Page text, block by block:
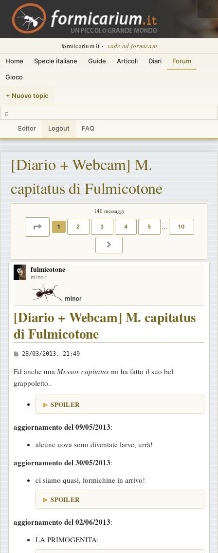
formicarium.it · vade ad formicam
Home Specie italiane Guide Articoli Diari Forum
Gioco
+ Nuovo topic
⌕
Editor Logout FAQ
🌙
[Diario + Webcam] M.
capitatus di Fulmicotone
140 messaggi
PAGINA DI
1 2 3 4 5 … 10
fulmicotone
minor
[Diario + Webcam] M. capitatus
di Fulmicotone
M
s
s
i
28/03/2013, 21:49
Ed anche una Messor capitatus mi ha fatto il suo bel
grappoletto..
SPOILER
aggiornamento del 09/05/2013:
alcune uova sono diventate larve, urrà!
aggiornamento del 30/05/2013:
ci siamo quasi, formichine in arrivo!
SPOILER
aggiornamento del 02/06/2013:
LA PRIMOGENITA: